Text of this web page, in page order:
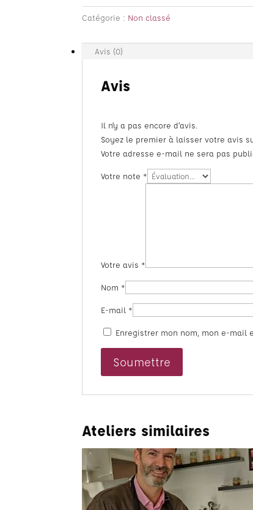
Catégorie : Non classé
Avis (0)
Avis
Il n’y a pas encore d’avis.
Soyez le premier à laisser votre avis sur
Votre adresse e-mail ne sera pas
Votre note *
Votre avis *
Nom *
E-mail *
Enregistrer mon nom, mon e-mail
Ateliers similaires